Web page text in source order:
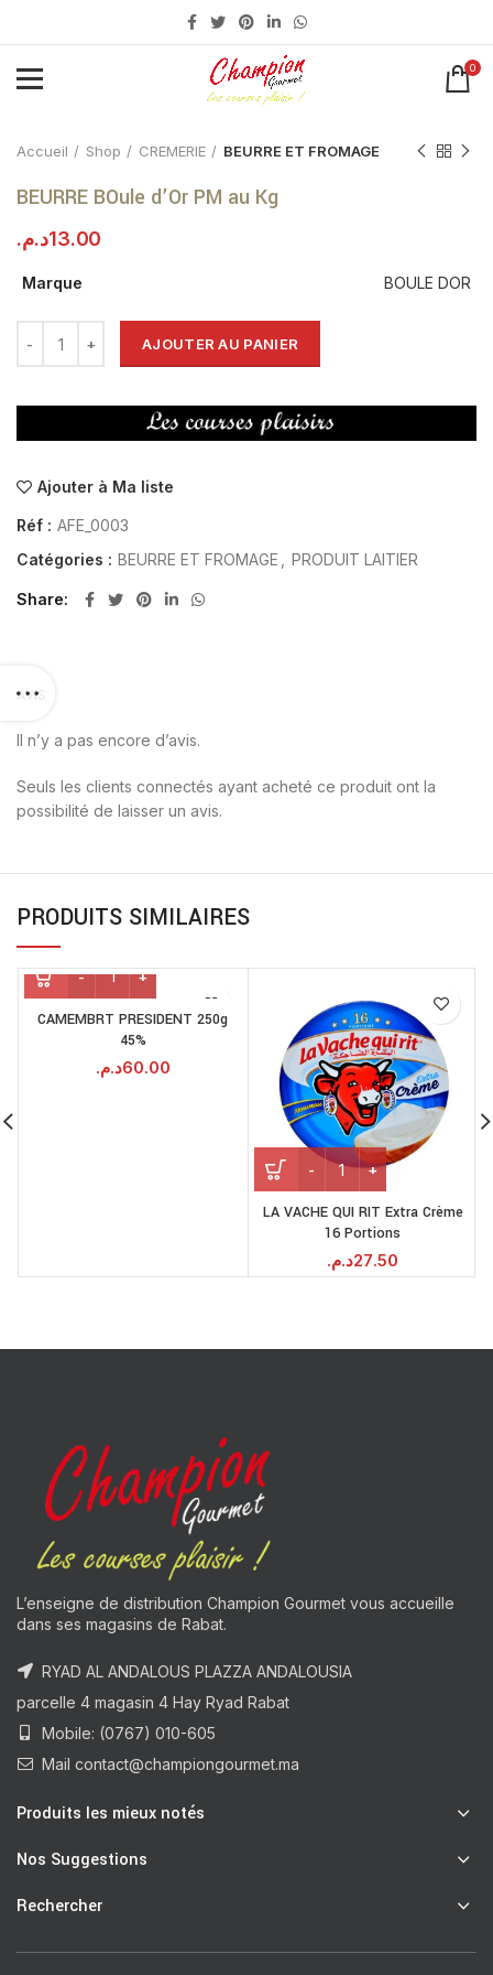
0
Accueil Shop CREMERIE BEURRE ET FROMAGE
BEURRE BOule d’Or PM au Kg
13.00د.م.
Marque BOULE DOR
AJOUTER AU PANIER
Ajouter à Ma liste
Réf : AFE_0003
Catégories : BEURRE ET FROMAGE PRODUIT LAITIER
Share
AVIS
Il n’y a pas encore d’avis.
Seuls les clients connectés ayant acheté ce produit ont la
possibilité de laisser un avis.
PRODUITS SIMILAIRES
CAMEMBRT PRESIDENT 250g
45%
60.00د.م.
LA VACHE QUI RIT Extra Crème
16 Portions
27.50د.م.
L’enseigne de distribution Champion Gourmet vous accueille
dans ses magasins de Rabat.
RYAD AL ANDALOUS PLAZZA ANDALOUSIA
parcelle 4 magasin 4 Hay Ryad Rabat
Mobile: (0767) 010-605
Mail contact@championgourmet.ma
Produits les mieux notés
Nos Suggestions
Rechercher